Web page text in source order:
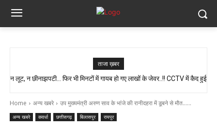
ताजा ख़बर
स्वास्थ्य मंत्री श्याम बिहारी जायसवाल का बड़ा बयान, कहा- प्रदेश में कोई भी झोलाछाप
न लूट, न छीनाझपटी… फिर भी मिनटों में गायब हो गए लाखों के जेवर..!! CCTV में कैद हुई
Home अन्य खबरे उप मुख्यमंत्री अरुण साव के भांजे की रानीदहरा में डूबने से मौत......
अन्य खबरे कवर्धा छत्तीसगढ़ बिलासपुर रायपुर